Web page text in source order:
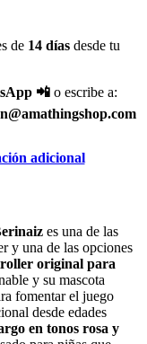
de 14 días desde tu
📲 o escribe a:
adicional
es una de las
y una de las opciones
original para
y su mascota
fomentar el juego
desde edades
en tonos rosa y